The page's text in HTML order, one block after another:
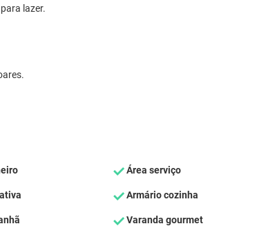
lazer.
Área serviço
Armário cozinha
Varanda gourmet